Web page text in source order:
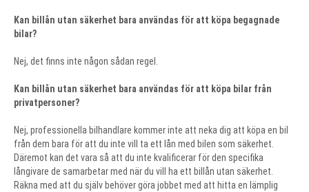
Kan billån utan säkerhet bara användas för att köpa begagnade
bilar?
Nej, det finns inte någon sådan regel.
Kan billån utan säkerhet bara användas för att köpa bilar från
privatpersoner?
Nej, professionella bilhandlare kommer inte att neka dig att köpa en bil
från dem bara för att du inte vill ta ett lån med bilen som säkerhet.
Däremot kan det vara så att du inte kvalificerar för den specifika
långivare de samarbetar med när du vill ha ett billån utan säkerhet.
Räkna med att du själv behöver göra jobbet med att hitta en lämplig